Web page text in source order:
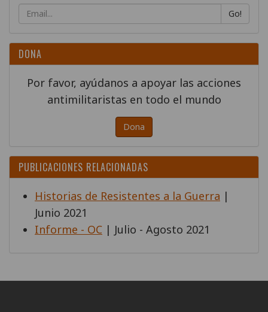
Go!
DONA
Por favor, ayúdanos a apoyar las acciones
antimilitaristas en todo el mundo
Dona
PUBLICACIONES RELACIONADAS
Historias de Resistentes a la Guerra |
Junio 2021
Informe - OC | Julio - Agosto 2021